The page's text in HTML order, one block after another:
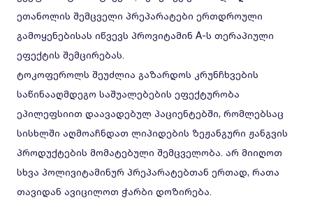
ეთანოლის შემცველი პრეპარატები ერთდროული
გამოყენებისას იწვევს პროვიტამინ A-ს თერაპიული
ეფექტის შემცირებას.
ტოკოფეროლს შეუძლია გაზარდოს კრუნჩხვების
საწინააღმდეგო საშუალებების ეფექტურობა
ეპილეფსიით დაავადებულ პაციენტებში, რომლებსაც
სისხლში აღმოაჩნდათ ლიპიდების ზეჟანგური ჟანგვის
პროდუქტების მომატებული შემცველობა. არ მიიღოთ
სხვა პოლივიტამინურ პრეპარატებთან ერთად, რათა
თავიდან ავიცილოთ ჭარბი დოზირება.